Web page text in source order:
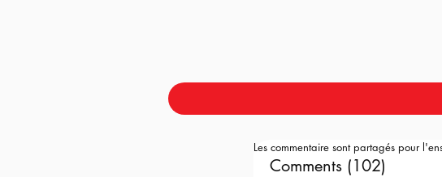
Comments (102)
Les commentaire sont partagés pour